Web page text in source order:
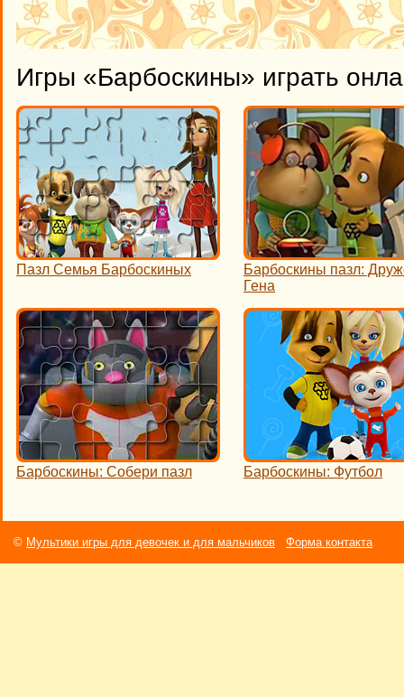
Игры «Барбоскины» играть
Пазл Семья Барбоскиных
Барбоскины пазл:
Гена
Барбоскины: Собери пазл Барбоскины: Футбол
© Мультики игры для девочек и для мальчиков Форма контакта